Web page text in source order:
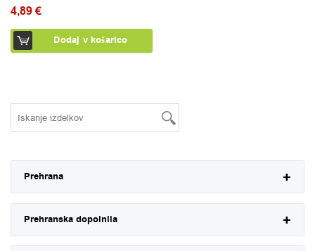
4,89€
Dodaj v košarico
Prehrana
Prehranska dopolnila